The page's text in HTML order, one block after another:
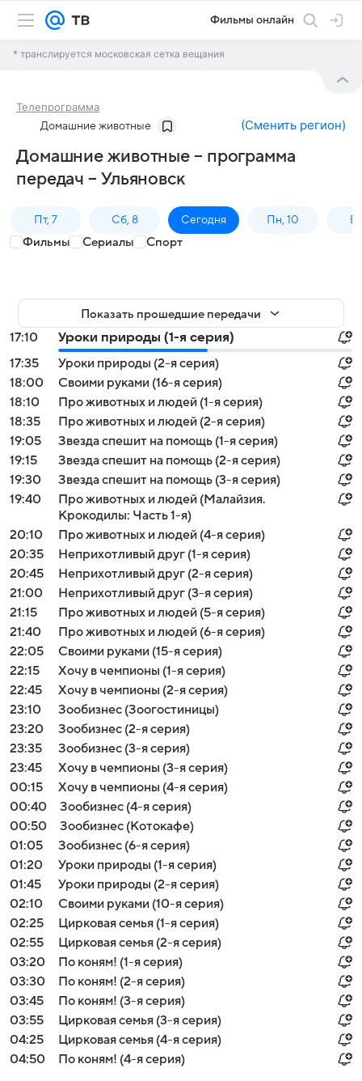
Фильмы онлайн
* транслируется московская сетка вещания
Телепрограмма
Домашние животные (Сменить регион)
Домашние животные – программа
передач – Ульяновск
Пт, 7 Сб, 8 Сегодня Пн, 10
Фильмы Сериалы Спорт
Показать прошедшие передачи
17:10
Уроки природы (1-я серия)
17:35
Уроки природы (2-я серия)
18:00
Своими руками (16-я серия)
18:10
Про животных и людей (1-я серия)
18:35
Про животных и людей (2-я серия)
19:05
Звезда спешит на помощь (1-я серия)
19:15
Звезда спешит на помощь (2-я серия)
19:30
Звезда спешит на помощь (3-я серия)
19:40
Про животных и людей (Малайзия.
Крокодилы: Часть 1-я)
20:10
Про животных и людей (4-я серия)
20:35
Неприхотливый друг (1-я серия)
20:45
Неприхотливый друг (2-я серия)
21:00
Неприхотливый друг (3-я серия)
21:15
Про животных и людей (5-я серия)
21:40
Про животных и людей (6-я серия)
22:05
Своими руками (15-я серия)
22:15
Хочу в чемпионы (1-я серия)
22:45
Хочу в чемпионы (2-я серия)
23:10
Зообизнес (Зоогостиницы)
23:20
Зообизнес (2-я серия)
23:35
Зообизнес (3-я серия)
23:45
Хочу в чемпионы (3-я серия)
00:15
Хочу в чемпионы (4-я серия)
00:40
Зообизнес (4-я серия)
00:50
Зообизнес (Котокафе)
01:05
Зообизнес (6-я серия)
01:20
Уроки природы (1-я серия)
01:45
Уроки природы (2-я серия)
02:10
Своими руками (10-я серия)
02:25
Цирковая семья (1-я серия)
02:55
Цирковая семья (2-я серия)
03:20
По коням! (1-я серия)
03:30
По коням! (2-я серия)
03:45
По коням! (3-я серия)
03:55
Цирковая семья (3-я серия)
04:25
Цирковая семья (4-я серия)
04:50
По коням! (4-я серия)